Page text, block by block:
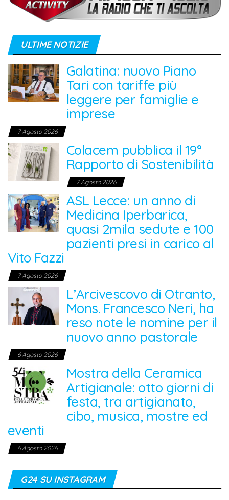
ULTIME NOTIZIE
Galatina: nuovo Piano
Tari con tariffe più
leggere per famiglie e
imprese
7 Agosto 2026
Colacem pubblica il 19°
Rapporto di Sostenibilità
7 Agosto 2026
ASL Lecce: un anno di
Medicina Iperbarica,
quasi 2mila sedute e 100
pazienti presi in carico al
Vito Fazzi
7 Agosto 2026
L’Arcivescovo di Otranto,
Mons. Francesco Neri, ha
reso note le nomine per il
nuovo anno pastorale
6 Agosto 2026
Mostra della Ceramica
Artigianale: otto giorni di
festa, tra artigianato,
cibo, musica, mostre ed
eventi
6 Agosto 2026
G24 SU INSTAGRAM